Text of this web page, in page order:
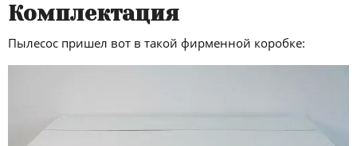
Комплектация
Пылесос пришел вот в такой фирменной коробке: